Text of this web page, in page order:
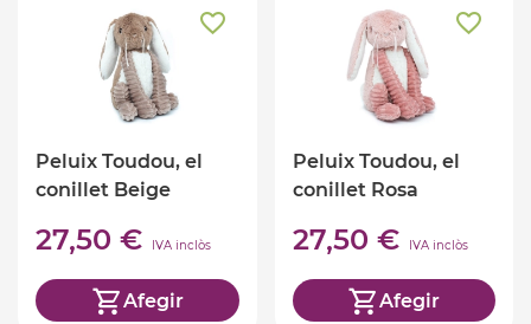
Peluix Toudou, el
conillet Beige
27,50 € IVA inclòs
Afegir
Peluix Toudou, el
conillet Rosa
27,50 € IVA inclòs
Afegir